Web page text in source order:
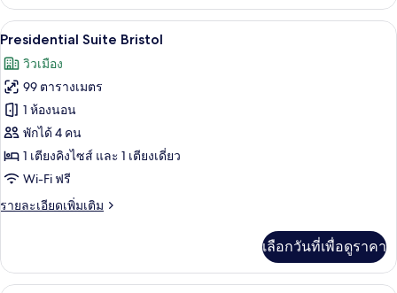
เกี่ยว
กับ
Suite
เปิด
ภาพถ่าย
ทั้งหมด
ของ
Presidential
Suite
Bristol
Presidential Suite Bristol | 1 ห้องนอ
7
Presidential Suite Bristol
วิวเมือง
99 ตารางเมตร
1 ห้องนอน
พักได้ 4 คน
1 เตียงคิงไซส์ และ 1 เตียงเดี่ยว
Wi-Fi ฟรี
รายละเอียดเพิ่มเติม
ราย
เกี่ยว
กับ
เลือกวันที่เพื่อดูราคา